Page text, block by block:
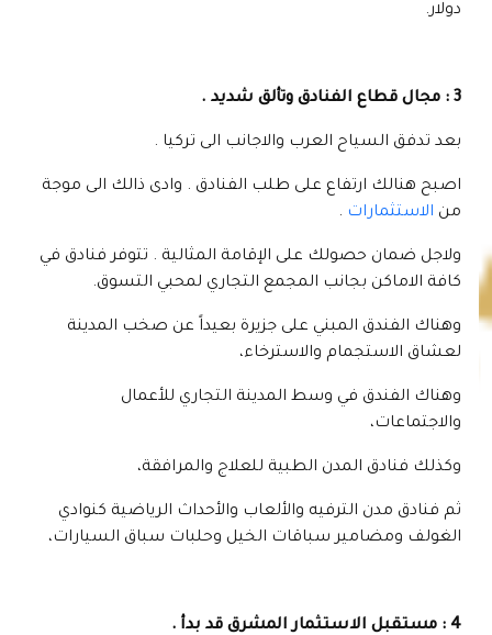
دولار.
3 : مجال قطاع الفنادق وتألق شديد .
بعد تدفق السياح العرب والاجانب الى تركيا .
اصبح هنالك ارتفاع على طلب الفنادق . وادى ذالك الى موجة
من الاستثمارات .
ولاجل ضمان حصولك على الإقامة المثالية . تتوفر فنادق في
كافة الاماكن بجانب المجمع التجاري لمحبي التسوق.
وهناك الفندق المبني على جزيرة بعيداً عن صخب المدينة
لعشاق الاستجمام والاسترخاء،
وهناك الفندق في وسط المدينة التجاري للأعمال
والاجتماعات،
وكذلك فنادق المدن الطبية للعلاج والمرافقة،
ثم فنادق مدن الترفيه والألعاب والأحداث الرياضية كنوادي
الغولف ومضامير سباقات الخيل وحلبات سباق السيارات،
4 : مستقبل الاستثمار المشرق قد بدأ .